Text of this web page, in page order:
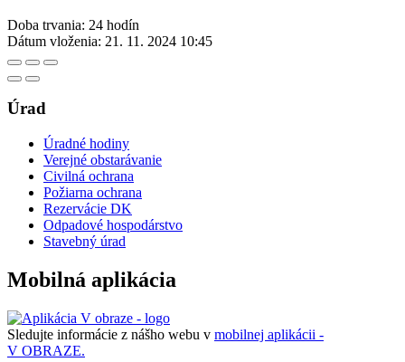
Doba trvania: 24 hodín
Dátum vloženia: 21. 11. 2024 10:45
Úrad
Úradné hodiny
Verejné obstarávanie
Civilná ochrana
Požiarna ochrana
Rezervácie DK
Odpadové hospodárstvo
Stavebný úrad
Mobilná aplikácia
Sledujte informácie z nášho webu v mobilnej aplikácii -
V OBRAZE.